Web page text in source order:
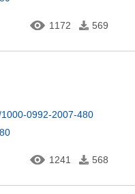
1172 569
0992-2007-480
1241 568